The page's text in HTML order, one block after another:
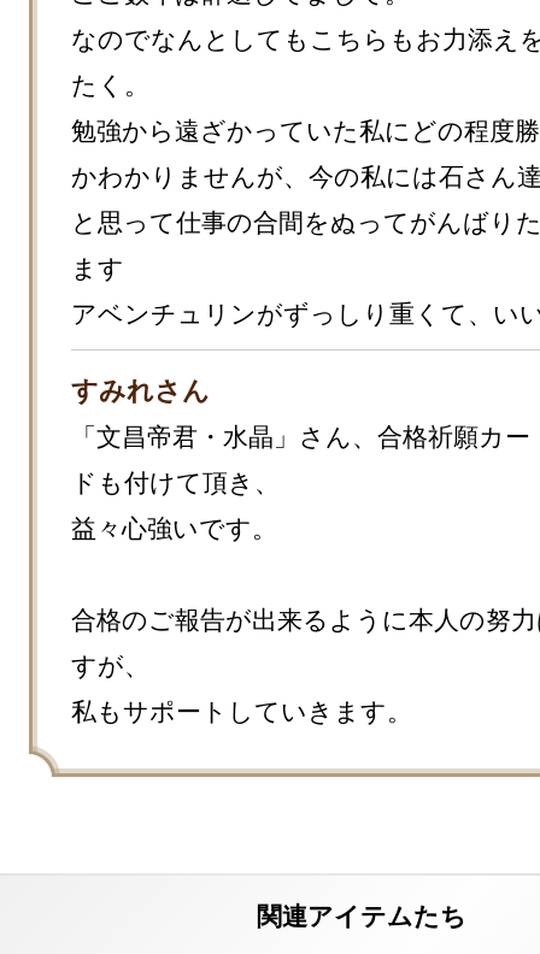
なのでなんとしてもこちらもお力添え
たく。
勉強から遠ざかっていた私にどの程度
かわかりませんが、今の私には石さん
と思って仕事の合間をぬってがんばり
ます
アベンチュリンがずっしり重くて、い
すみれさん
「文昌帝君・水晶」さん、合格祈願カー
ドも付けて頂き、
益々心強いです。
合格のご報告が出来るように本人の努
すが、
私もサポートしていきます。